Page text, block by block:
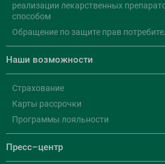
реализации лекарственных
способом
Обращение по защите прав
Наши возможности
Страхование
Карты рассрочки
Программы лояльности
Пресс–центр